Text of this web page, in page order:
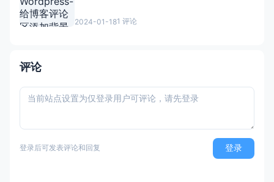
2024-01-181 评论
评论
登录后可发表评论和回复 登录